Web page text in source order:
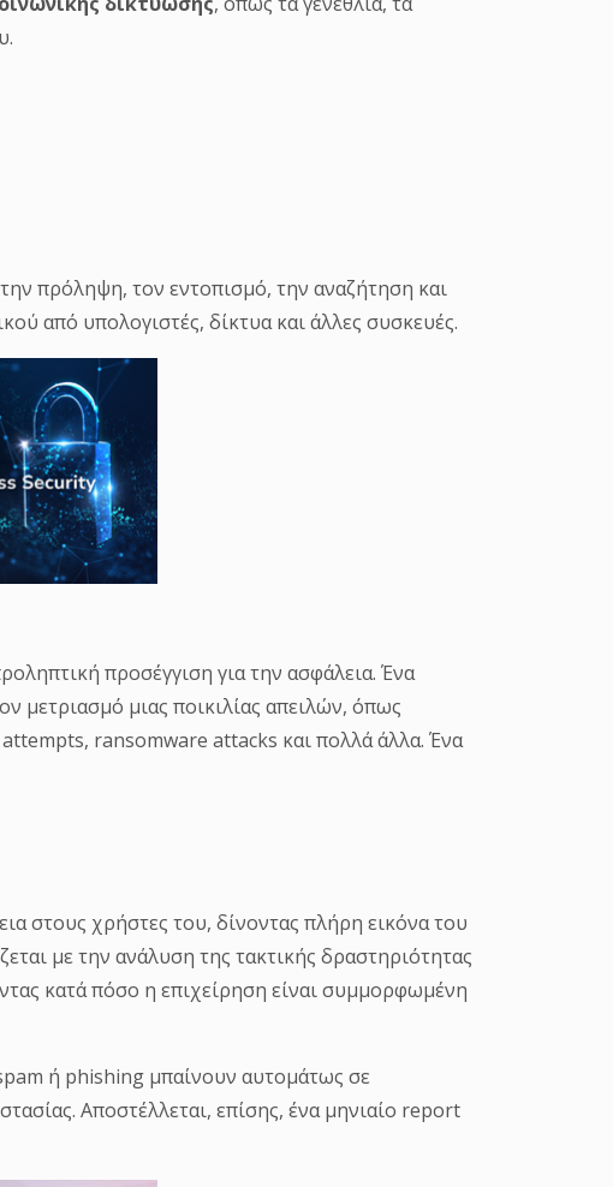
πρόληψη, τον εντοπισμό, την αναζήτηση και
από υπολογιστές, δίκτυα και άλλες συσκευές.
προσέγγιση για την ασφάλεια. Ένα
μετριασμό μιας ποικιλίας απειλών, όπως
ransomware attacks και πολλά άλλα. Ένα
στους χρήστες του, δίνοντας πλήρη εικόνα του
με την ανάλυση της τακτικής δραστηριότητας
κατά πόσο η επιχείρηση είναι συμμορφωμένη
τους υπολογιστές από εξωτερικές